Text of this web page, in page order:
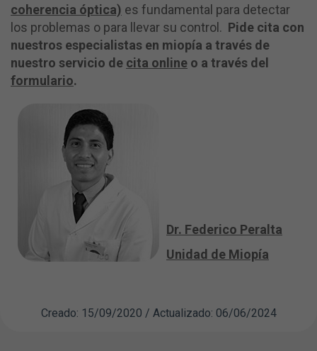
coherencia óptica) es fundamental para detectar
los problemas o para llevar su control. Pide cita con
nuestros especialistas en miopía a través de
nuestro servicio de cita online o a través del
formulario.
Dr. Federico Peralta
Unidad de Miopía
Creado: 15/09/2020 / Actualizado: 06/06/2024